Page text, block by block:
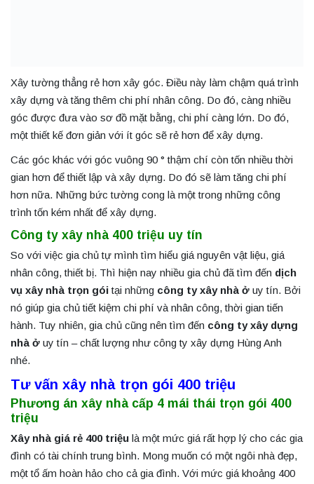
Xây tường thẳng rẻ hơn xây góc. Điều này làm chậm quá trình
xây dựng và tăng thêm chi phí nhân công. Do đó, càng nhiều
góc được đưa vào sơ đồ mặt bằng, chi phí càng lớn. Do đó,
một thiết kế đơn giản với ít góc sẽ rẻ hơn để xây dựng.
Các góc khác với góc vuông 90 ° thậm chí còn tốn nhiều thời
gian hơn để thiết lập và xây dựng. Do đó sẽ làm tăng chi phí
hơn nữa. Những bức tường cong là một trong những công
trình tốn kém nhất để xây dựng.
Công ty xây nhà 400 triệu uy tín
So với việc gia chủ tự mình tìm hiểu giá nguyên vật liệu, giá
nhân công, thiết bị. Thì hiện nay nhiều gia chủ đã tìm đến dịch
vụ xây nhà trọn góitại những công ty xây nhà ở uy tín. Bởi
nó giúp gia chủ tiết kiệm chi phí và nhân công, thời gian tiến
hành. Tuy nhiên, gia chủ cũng nên tìm đến công ty xây dựng
nhà ở uy tín – chất lượng như công ty xây dựng Hùng Anh
nhé.
Tư vấn xây nhà trọn gói 400 triệu
Phương án xây nhà cấp 4 mái thái trọn gói 400
triệu
Xây nhà giá rẻ 400 triệu là một mức giá rất hợp lý cho các gia
đình có tài chính trung bình. Mong muốn có một ngôi nhà đẹp,
một tổ ấm hoàn hảo cho cả gia đình. Với mức giá khoảng 400